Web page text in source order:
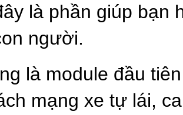
là phần giúp bạn
người.
là module đầu
mạng xe tự lái,